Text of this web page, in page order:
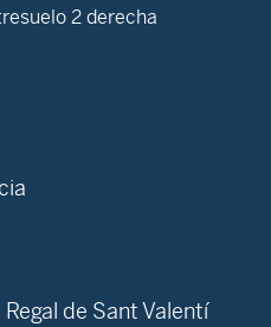
2 derecha
Regal de Sant Valentí